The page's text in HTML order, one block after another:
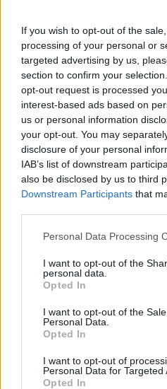
If you wish to opt-out of the
processing of your personal or
targeted advertising by us,
section to confirm your
opt-out request is processed
interest-based ads based on
us or personal information
your opt-out. You may
disclosure of your personal
IAB’s list of downstream
also be disclosed by us to third
Downstream Participants that
Personal Data Processing
I want to opt-out of the
personal data.
Opted In
I want to opt-out of the
Personal Data.
Opted In
I want to opt-out of
Personal Data for Targeted
Opted In
ΔΕΙΤΕ ΕΠΙΣΗΣ
ΣΤΗΝ ΙΔΙΑ
Απόψε
του
ΣΉΜΕΡΑ
Ο
κλόουν